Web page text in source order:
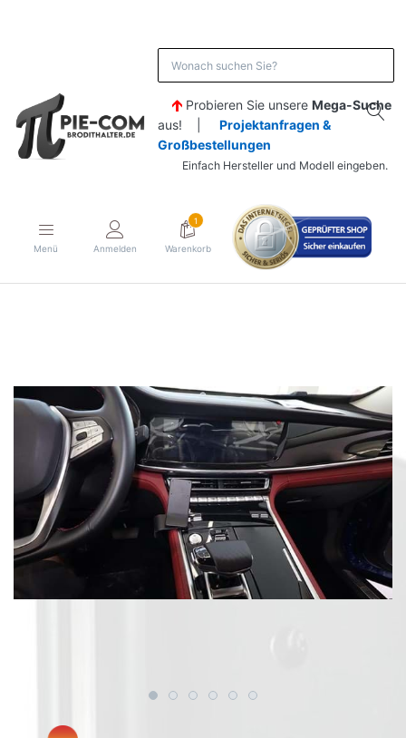
Probieren Sie unsere Mega-Suche
aus! | Projektanfragen &
Großbestellungen
Einfach Hersteller und Modell eingeben.
Menü Anmelden
1
Warenkorb